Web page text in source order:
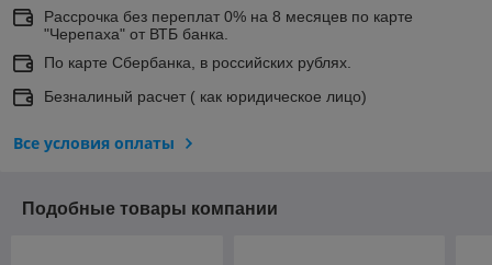
Рассрочка без переплат 0% на 8 месяцев по карте
"Черепаха" от ВТБ банка.
По карте Сбербанка, в российских рублях.
Безналиный расчет ( как юридическое лицо)
Все условия оплаты
Подобные товары компании